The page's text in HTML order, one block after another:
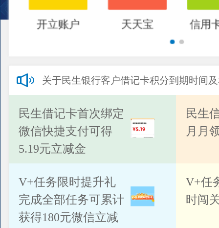
开立账户 天天宝 信用
关于民生银行客户借记卡积分到期时间
公告
民生借记卡首次绑定
微信快捷支付可得
5.19元立减金
民生
月月
V+任务限时提升礼
完成全部任务可累计
获得180元微信立减
V+任
时闯